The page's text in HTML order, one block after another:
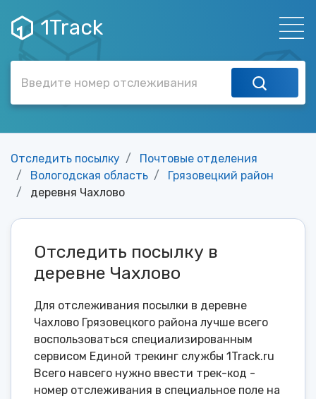
1Track
Отследить посылку
Почтовые отделения
Вологодская область
Грязовецкий район
деревня Чахлово
Отследить посылку в
деревне Чахлово
Для отслеживания посылки в деревне
Чахлово Грязовецкого района лучше всего
воспользоваться специализированным
сервисом Единой трекинг службы 1Track.ru
Всего навсего нужно ввести трек-код -
номер отслеживания в специальное поле на